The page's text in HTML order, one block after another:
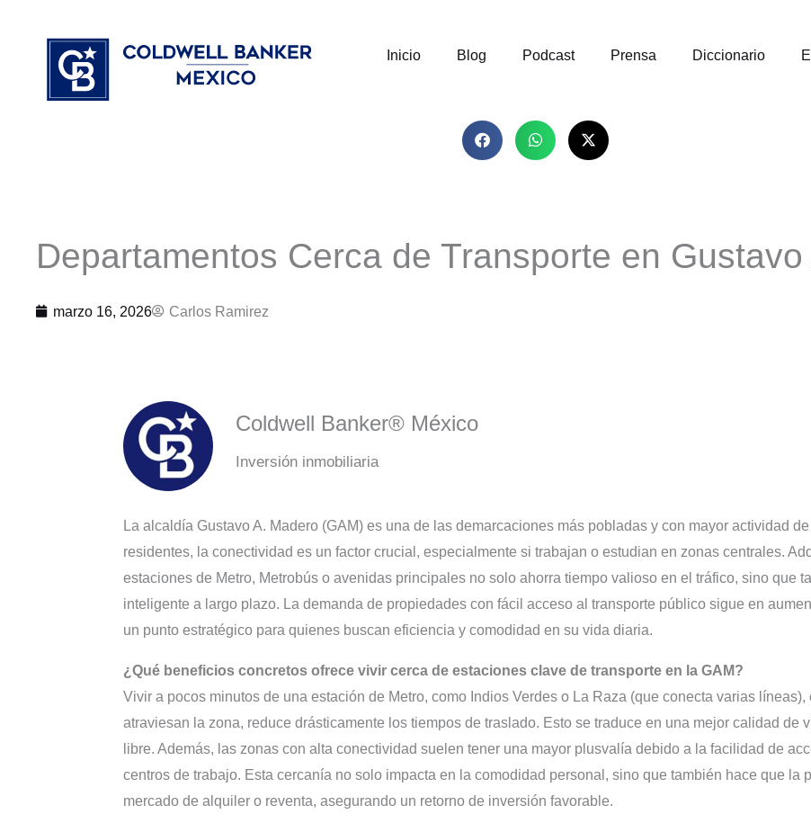
contenido
Inicio Blog Podcast Prensa Diccionario
Departamentos Cerca de Transporte en
marzo 16, 2026 Carlos Ramirez
Coldwell Banker® México
Inversión inmobiliaria
La alcaldía Gustavo A. Madero (GAM) es una de las demarcaciones más pobladas y con mayor actividad
residentes, la conectividad es un factor crucial, especialmente si trabajan o estudian en zonas centrales.
estaciones de Metro, Metrobús o avenidas principales no solo ahorra tiempo valioso en el tráfico, sino que
inteligente a largo plazo. La demanda de propiedades con fácil acceso al transporte público sigue en
un punto estratégico para quienes buscan eficiencia y comodidad en su vida diaria.
¿Qué beneficios concretos ofrece vivir cerca de estaciones clave de transporte en la GAM?
Vivir a pocos minutos de una estación de Metro, como Indios Verdes o La Raza (que conecta varias
atraviesan la zona, reduce drásticamente los tiempos de traslado. Esto se traduce en una mejor calidad de
libre. Además, las zonas con alta conectividad suelen tener una mayor plusvalía debido a la facilidad de
centros de trabajo. Esta cercanía no solo impacta en la comodidad personal, sino que también hace que la
mercado de alquiler o reventa, asegurando un retorno de inversión favorable.